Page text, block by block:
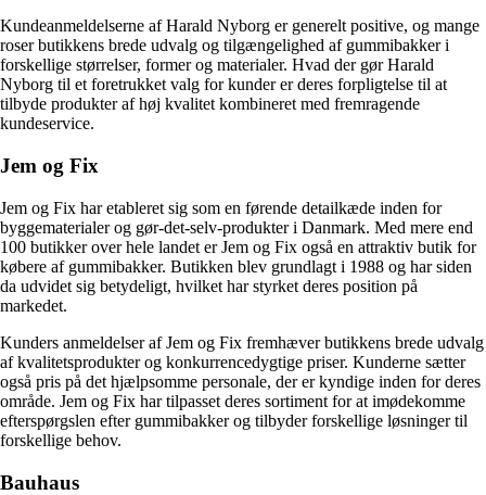
Kundeanmeldelserne af Harald Nyborg er generelt positive, og mange
roser butikkens brede udvalg og tilgængelighed af gummibakker i
forskellige størrelser, former og materialer. Hvad der gør Harald
Nyborg til et foretrukket valg for kunder er deres forpligtelse til at
tilbyde produkter af høj kvalitet kombineret med fremragende
kundeservice.
Jem og Fix
Jem og Fix har etableret sig som en førende detailkæde inden for
byggematerialer og gør-det-selv-produkter i Danmark. Med mere end
100 butikker over hele landet er Jem og Fix også en attraktiv butik for
købere af gummibakker. Butikken blev grundlagt i 1988 og har siden
da udvidet sig betydeligt, hvilket har styrket deres position på
markedet.
Kunders anmeldelser af Jem og Fix fremhæver butikkens brede udvalg
af kvalitetsprodukter og konkurrencedygtige priser. Kunderne sætter
også pris på det hjælpsomme personale, der er kyndige inden for deres
område. Jem og Fix har tilpasset deres sortiment for at imødekomme
efterspørgslen efter gummibakker og tilbyder forskellige løsninger til
forskellige behov.
Bauhaus